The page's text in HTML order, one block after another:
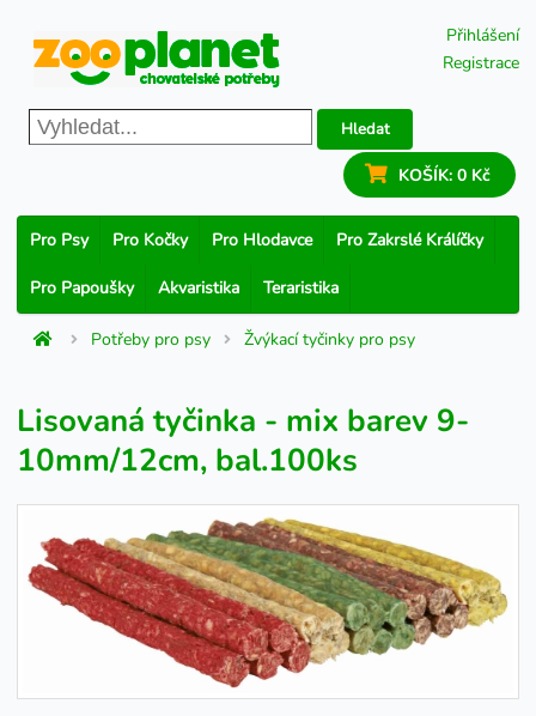
Přihlášení
Registrace
Hledat
KOŠÍK: 0 Kč
Pro Psy Pro Kočky Pro Hlodavce Pro Zakrslé Králíčky
Pro Papoušky Akvaristika Teraristika
Potřeby pro psy Žvýkací tyčinky pro psy
Lisovaná tyčinka - mix barev 9-
10mm/12cm, bal.100ks